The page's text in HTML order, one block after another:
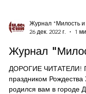
26 дек. 2022 г.
1
Журнал
ДОРОГИЕ ЧИТАТЕЛИ!